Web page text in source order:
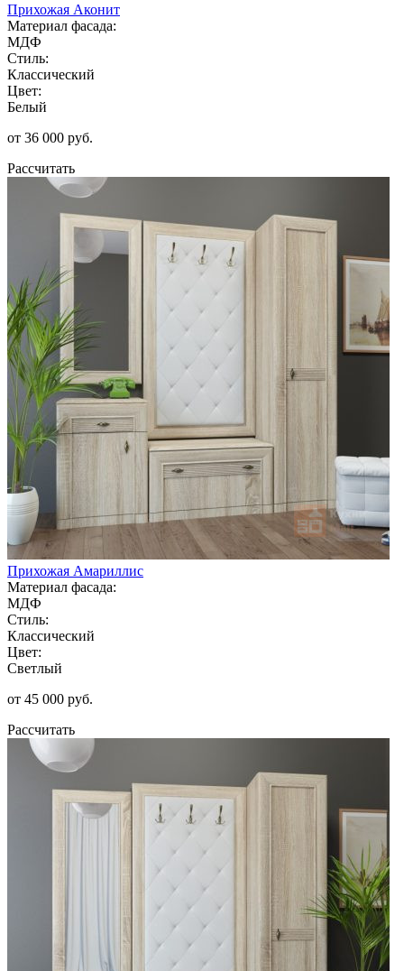
Прихожая Аконит
Материал фасада:
МДФ
Стиль:
Классический
Цвет:
Белый
от 36 000 руб.
Рассчитать
Прихожая Амариллис
Материал фасада:
МДФ
Стиль:
Классический
Цвет:
Светлый
от 45 000 руб.
Рассчитать